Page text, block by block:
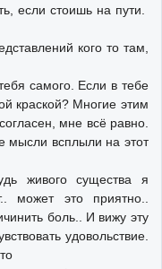
если стоишь на пути.
кого то там,
самого. Если в тебе
краской? Многие этим
мне всё равно.
мысли всплыли на этот
живого существа я
может это приятно..
боль.. И вижу эту
удовольствие.